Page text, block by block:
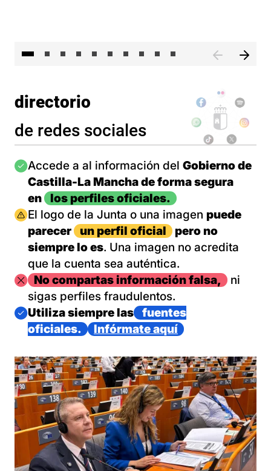
directorio
de redes sociales
Imagen
Accede a al información del Gobierno de
Castilla-La Mancha de forma segura
en
los perfiles oficiales.
Imagen
El logo de la Junta o una imagen puede
parecer
un perfil oficial
pero no
siempre lo es. Una imagen no acredita
que la cuenta sea auténtica.
ImagenNo compartas información falsa,
ni
sigas perfiles fraudulentos.
Imagen
Utiliza siempre las
fuentes
oficiales.
Infórmate aquí